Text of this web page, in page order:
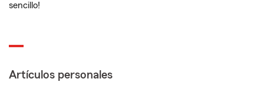
sencillo!
Artículos personales